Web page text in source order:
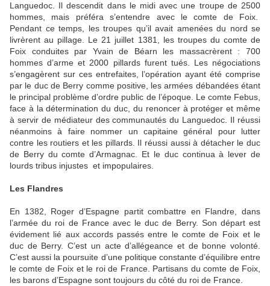
Languedoc. Il descendit dans le midi avec une troupe de 2500
hommes, mais préféra s’entendre avec le comte de Foix.
Pendant ce temps, les troupes qu’il avait amenées du nord se
livrèrent au pillage. Le 21 juillet 1381, les troupes du comte de
Foix conduites par Yvain de Béarn les massacrèrent : 700
hommes d’arme et 2000 pillards furent tués. Les négociations
s’engagèrent sur ces entrefaites, l’opération ayant été comprise
par le duc de Berry comme positive, les armées débandées étant
le principal problème d’ordre public de l’époque. Le comte Febus,
face à la détermination du duc, du renoncer à protéger et même
à servir de médiateur des communautés du Languedoc. Il réussi
néanmoins à faire nommer un capitaine général pour lutter
contre les routiers et les pillards. Il réussi aussi à détacher le duc
de Berry du comte d’Armagnac. Et le duc continua à lever de
lourds tribus injustes et impopulaires.
Les Flandres
En 1382, Roger d’Espagne partit combattre en Flandre, dans
l’armée du roi de France avec le duc de Berry. Son départ est
évidement lié aux accords passés entre le comte de Foix et le
duc de Berry. C’est un acte d’allégeance et de bonne volonté.
C’est aussi la poursuite d’une politique constante d’équilibre entre
le comte de Foix et le roi de France. Partisans du comte de Foix,
les barons d’Espagne sont toujours du côté du roi de France.